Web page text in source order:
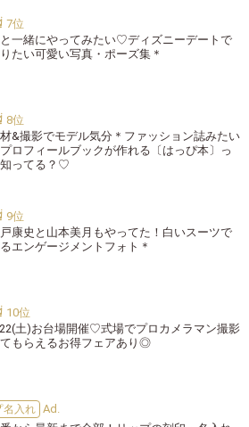
一緒にやってみたい♡ディズニーデートで
たい可愛い写真・ポーズ集＊
&撮影でモデル気分＊ファッション誌みたい
ロフィールブックが作れる〔はっぴ本〕っ
ってる？♡
康史と山本美月もやってた！白いスーツで
エンゲージメントフォト＊
土)お台場開催♡式場でプロカメラマン撮影
もらえるお得フェアあり◎
名入れ